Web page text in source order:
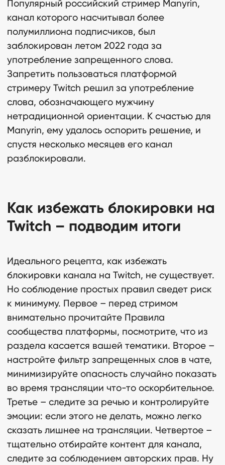
Популярный российский стример Manyrin,
канал которого насчитывал более
полумиллиона подписчиков, был
заблокирован летом 2022 года за
употребление запрещенного слова.
Запретить пользоваться платформой
стримеру Twitch решил за употребление
слова, обозначающего мужчину
нетрадиционной ориентации. К счастью для
Manyrin, ему удалось оспорить решение, и
спустя несколько месяцев его канал
разблокировали.
Как избежать блокировки на
Twitch – подводим итоги
Идеального рецепта, как избежать
блокировки канала на Twitch, не существует.
Но соблюдение простых правил сведет риск
к минимуму. Первое – перед стримом
внимательно прочитайте Правила
сообщества платформы, посмотрите, что из
раздела касается вашей тематики. Второе –
настройте фильтр запрещенных слов в чате,
минимизируйте опасность случайно показать
во время трансляции что-то оскорбительное.
Третье – следите за речью и контролируйте
эмоции: если этого не делать, можно легко
сказать лишнее на трансляции. Четвертое –
тщательно отбирайте контент для канала,
следите за соблюдением авторских прав. Ну